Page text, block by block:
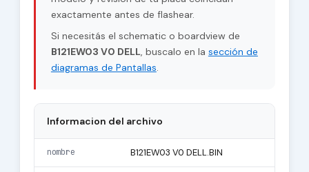
exactamente antes de flashear.
Si necesitás el schematic o boardview de
B121EW03 V0 DELL, buscalo en la sección de
diagramas de Pantallas.
Informacion del archivo
nombre B121EW03 V0 DELL.BIN